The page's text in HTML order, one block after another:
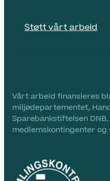
Støtt vårt arbeid
Vårt arbeid finansieres
miljødepartementet,
Sparebankstiftelsen
medlemskontingenter og